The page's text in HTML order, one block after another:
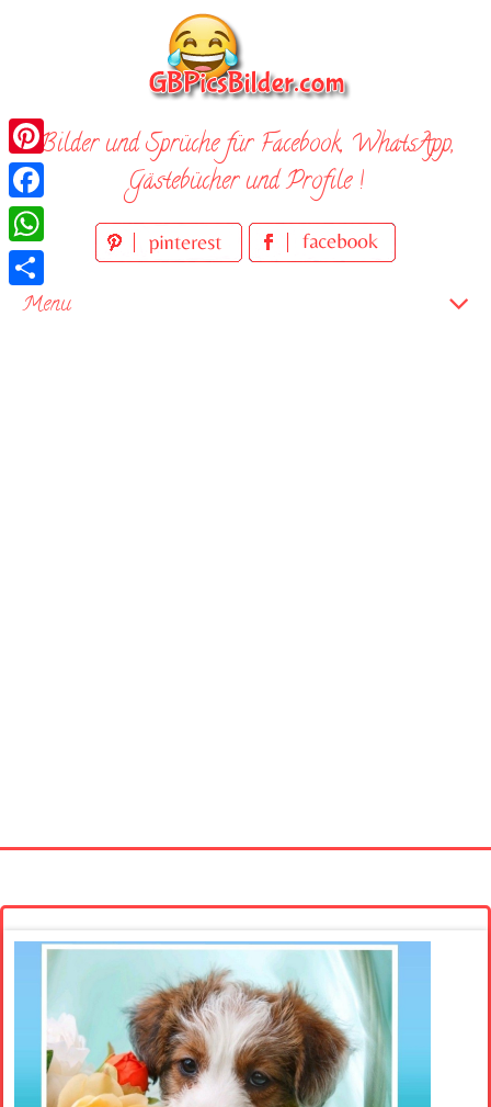
Bilder und Sprüche für Facebook, WhatsApp,
Gästebücher und Profile !
Menu
Pinterest
Facebook
WhatsApp
Teilen